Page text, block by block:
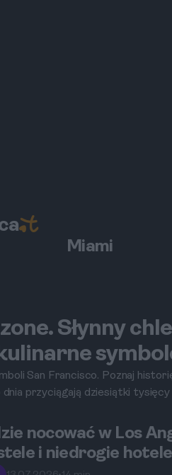
Miami
Słynny
San Francisco. Poznaj
przyciągają dziesiątki
nocować w Los
i niedrogie